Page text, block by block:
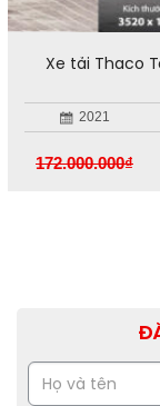
Xe tải Thaco
2021
172.000.000₫